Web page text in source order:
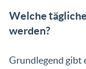
Welche
werden?
Grundlegend gibt